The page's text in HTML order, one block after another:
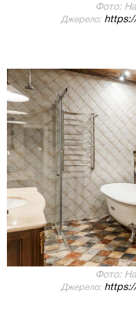
Фото:
Джерело:https://
Фото:
Джерело:https://